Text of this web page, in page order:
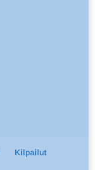
Kilpailut